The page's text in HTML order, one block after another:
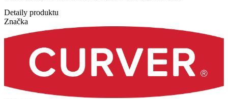
Detaily produktu
Značka